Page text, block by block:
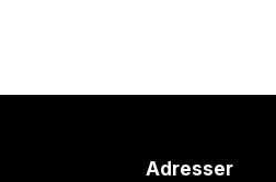
Adresser